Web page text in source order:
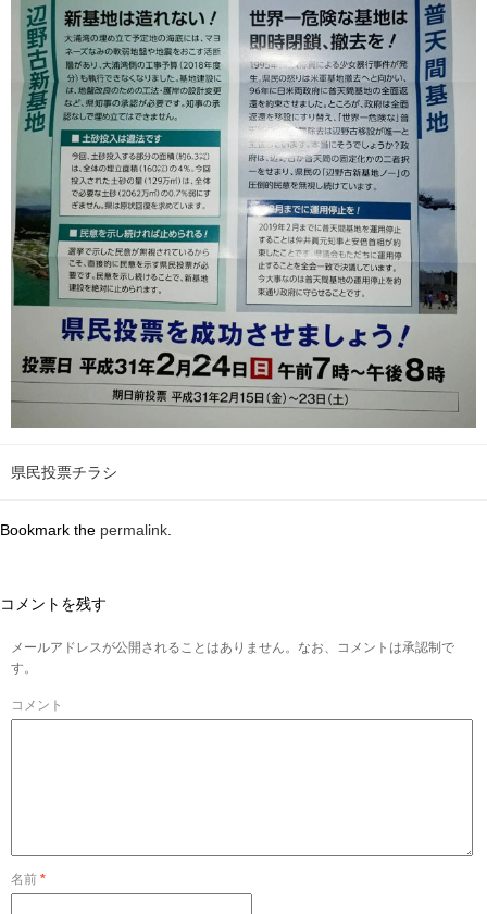
県民投票チラシ
Bookmark the permalink
コメントを残す
メールアドレスが公開されることはありません。なお、コメントは承認制で
す。
コメント
名前 *